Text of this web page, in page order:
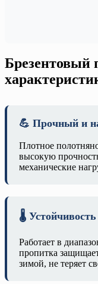
Брезентовый
💪 Прочный и
Плотное
высокую
механические
🌡️
Работает в
пропитка
зимой, не теряет